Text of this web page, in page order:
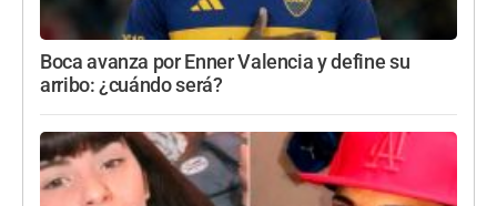
Boca avanza por Enner Valencia y define su
arribo: ¿cuándo será?